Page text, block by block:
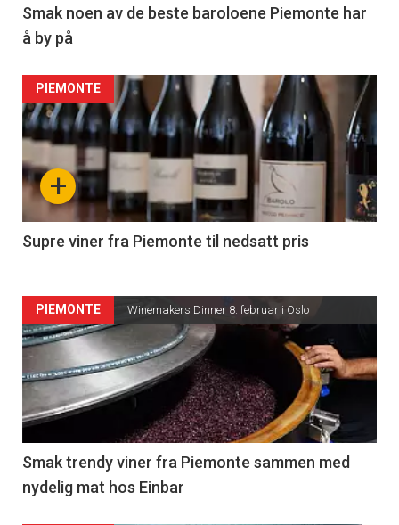
Smak noen av de beste baroloene Piemonte har
å by på
+
PIEMONTE
Supre viner fra Piemonte til nedsatt pris
PIEMONTE Winemakers Dinner 8. februar i Oslo
Smak trendy viner fra Piemonte sammen med
nydelig mat hos Einbar